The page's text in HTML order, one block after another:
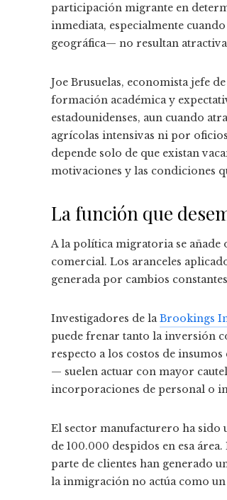
participación migrante en
inmediata, especialmente
geográfica— no resultan
Joe Brusuelas, economista jefe
formación académica y
estadounidenses, aun cuando
agrícolas intensivas ni por
depende solo de que existan
motivaciones y las condiciones
La función que
A la política migratoria se
comercial. Los aranceles
generada por cambios
Investigadores de laBrookings
puede frenar tanto la inversión
respecto a los costos de
— suelen actuar con mayor
incorporaciones de personal o
El sector manufacturero ha sido
de 100.000 despidos en esa
parte de clientes han generado
la inmigración no actúa como